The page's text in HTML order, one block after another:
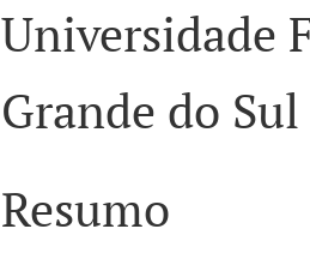
Universidade
Grande do Sul
Resumo